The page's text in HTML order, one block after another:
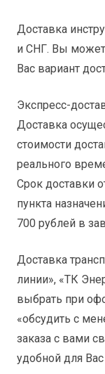
Доставка
и СНГ. Вы
Вас вариант
Экспресс-
Доставка
стоимости
реального
Срок доставки
пункта
700 рублей в
Доставка
линии», «ТК
выбрать при
«обсудить с
заказа с вами
удобной для